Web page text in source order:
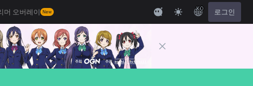
머 오버레이 New
KO 로그인